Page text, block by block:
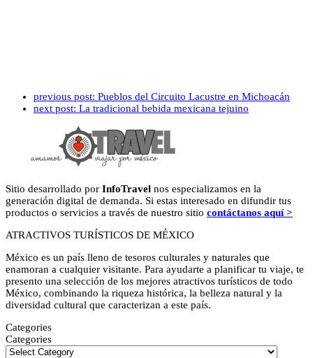
previous post: Pueblos del Circuito Lacustre en Michoacán
next post: La tradicional bebida mexicana tejuino
Sitio desarrollado por InfoTravel nos especializamos en la
generación digital de demanda. Si estas interesado en difundir tus
productos o servicios a través de nuestro sitio contáctanos aquí >
ATRACTIVOS TURÍSTICOS DE MÉXICO
México es un país lleno de tesoros culturales y naturales que
enamoran a cualquier visitante. Para ayudarte a planificar tu viaje, te
presento una selección de los mejores atractivos turísticos de todo
México, combinando la riqueza histórica, la belleza natural y la
diversidad cultural que caracterizan a este país.
Categories
Categories